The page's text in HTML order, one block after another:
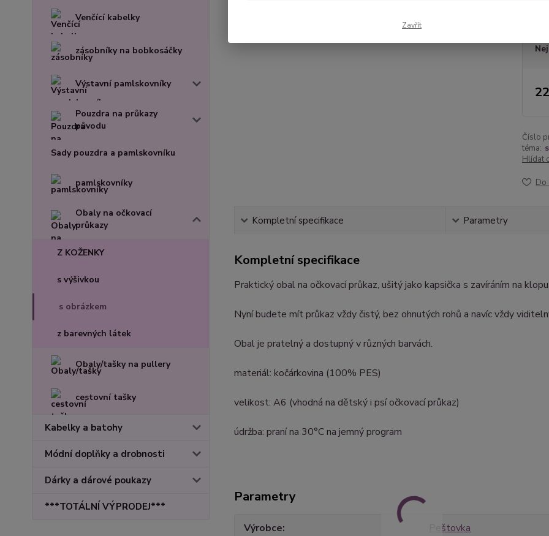
Venčící kabelky
zásobníky na bobkosáčky
Výstavní pamlskovníky
Pouzdra na průkazy
původu
Sady pouzdra a pamlskovníku
pamlskovníky
Obaly na očkovací
průkazy
Z KOŽENKY
s výšivkou
s obrázkem
z barevných látek
Obaly/tašky na pullery
cestovní tašky
Kabelky a batohy
Módní doplňky a drobnosti
Dárky a dárové poukazy
***TOTÁLNÍ VÝPRODEJ***
Číslo
téma:
Hlídat
Do
Kompletní specifikace Parametry
Kompletní specifikace
Praktický obal na očkovací průkaz, ušitý jako kapsička s zavíráním na
Nyní budete mít průkaz vždy čistý, bez ohnutých rohů a navíc vždy
Obal je pratelný a dostupný v různých barvách.
materiál: kočárkovina (100% PES)
velikost: A6 (vhodná na dětský i psí očkovací průkaz)
údržba: praní na 30°C na jemný program
Parametry
Výrobce
Peštovka
Zavřít